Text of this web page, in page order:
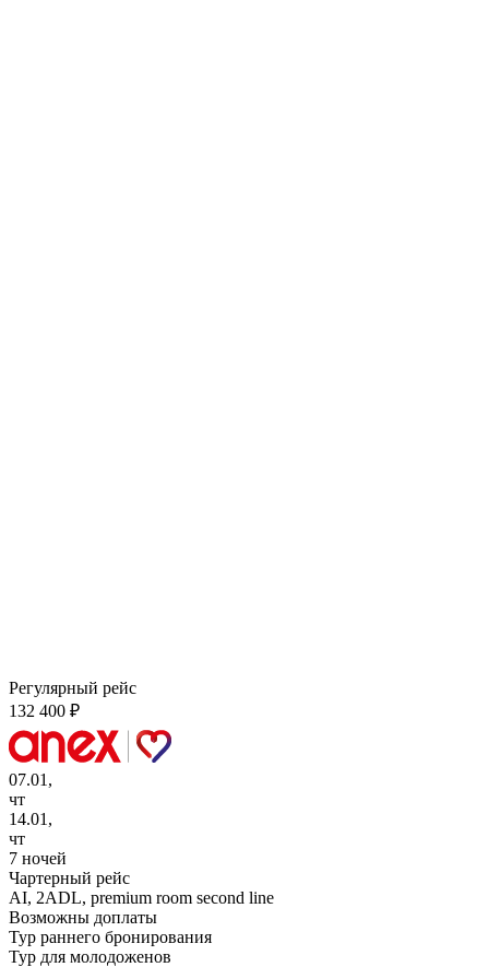
Регулярный рейс
132 400 ₽
07.01,
чт
14.01,
чт
7 ночей
Чартерный рейс
AI, 2ADL, premium room second line
Возможны доплаты
Тур раннего бронирования
Тур для молодоженов